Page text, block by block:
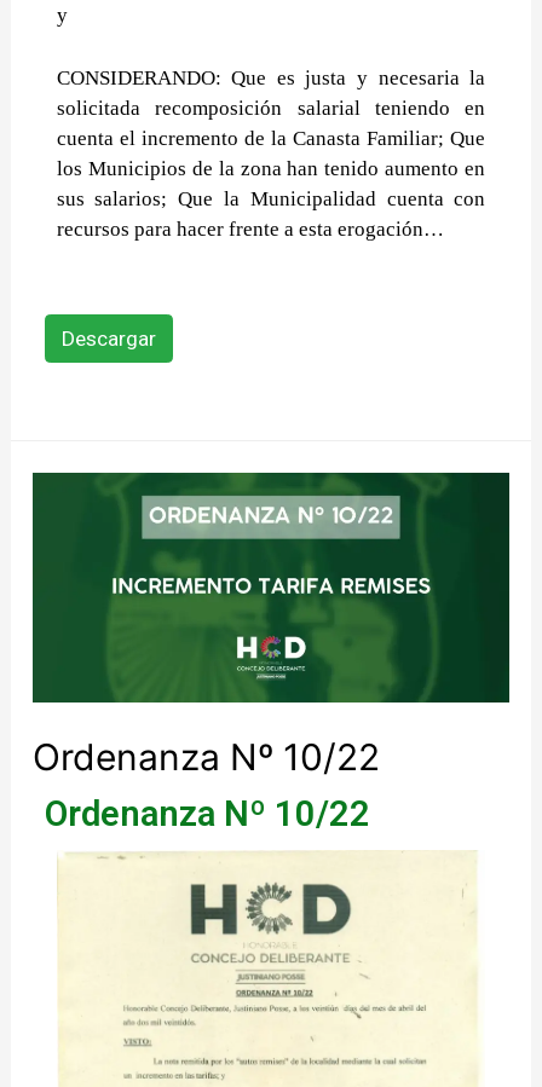
y
CONSIDERANDO: Que es justa y necesaria la
solicitada recomposición salarial teniendo en
cuenta el incremento de la Canasta Familiar; Que
los Municipios de la zona han tenido aumento en
sus salarios; Que la Municipalidad cuenta con
recursos para hacer frente a esta erogación…
Descargar
Ordenanza Nº 10/22
Ordenanza Nº 10/22